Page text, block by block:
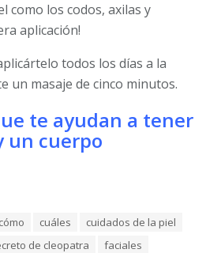
como los codos, axilas y
aplicación!
todos los días a la
un masaje de cinco minutos.
te ayudan a tener
un cuerpo
cómo cuáles
cuidados de la piel
de cleopatra
faciales